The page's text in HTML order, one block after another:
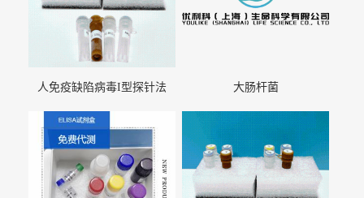
人免疫缺陷病毒I型探针法
大肠杆菌